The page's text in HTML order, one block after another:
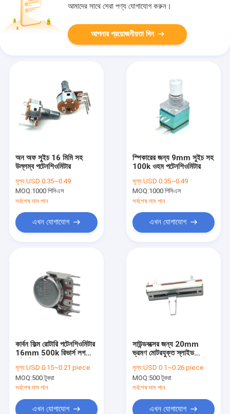
আমাদের সাথে সেরা পণ্য যোগাযোগ করুন।
আপনার প্রয়োজনীয়তা দিন
অন ​​অফ সুইচ 16 মিমি সহ
উল্লম্ব পটেনশিওমিটার
মূল্য:USD 0.35~0.49
MOQ:1000 পিসিএস
সর্বশেষ দাম পান
এখন যোগাযোগ
স্পিকারের জন্য 9mm সুইচ সহ
100k ওহম পটেনশিওমিটার
মূল্য:USD 0.35~0.49
MOQ:1000 পিসিএস
সর্বশেষ দাম পান
এখন যোগাযোগ
কার্বন ফিল্ম রোটারি পটেনশিওমিটার
16mm 500k রিভার্স লগ
মূল্য:USD 0.15~0.21 piece
MOQ:500 টুকরা
সর্বশেষ দাম পান
এখন যোগাযোগ
সাউন্ডবক্সের জন্য 20mm
ভ্রমণ মোটরযুক্ত স্লাইড
মূল্য:USD 0.1~0.26 piece
MOQ:500 টুকরা
সর্বশেষ দাম পান
এখন যোগাযোগ